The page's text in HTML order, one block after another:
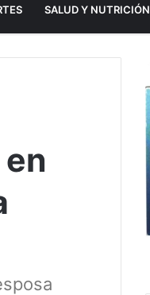
SALUD Y NUTRICIÓN